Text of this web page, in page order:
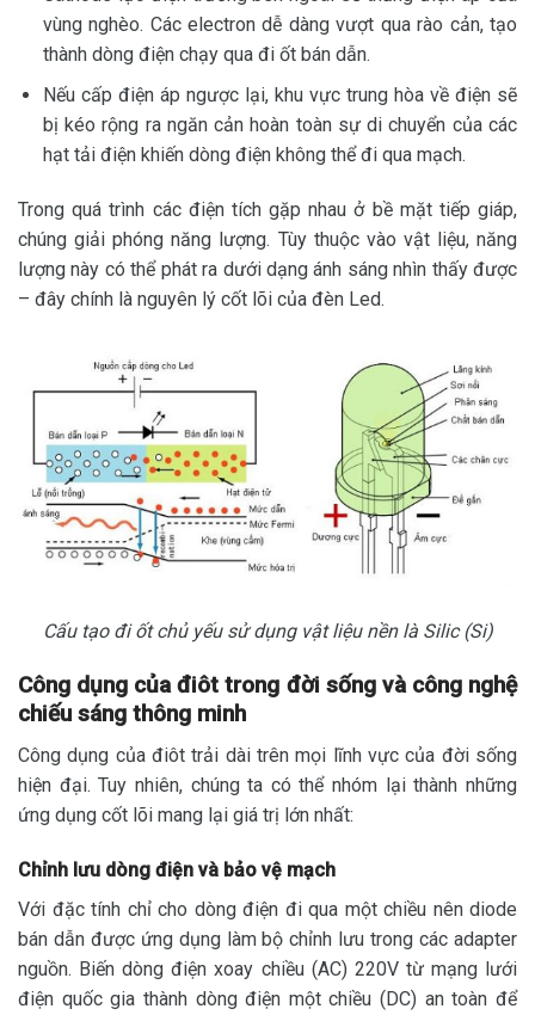
vùng nghèo. Các electron dễ dàng vượt qua rào cản, tạo
thành dòng điện chạy qua đi ốt bán dẫn.
Nếu cấp điện áp ngược lại, khu vực trung hòa về điện sẽ
bị kéo rộng ra ngăn cản hoàn toàn sự di chuyển của các
hạt tải điện khiến dòng điện không thể đi qua mạch.
Trong quá trình các điện tích gặp nhau ở bề mặt tiếp giáp,
chúng giải phóng năng lượng. Tùy thuộc vào vật liệu, năng
lượng này có thể phát ra dưới dạng ánh sáng nhìn thấy được
– đây chính là nguyên lý cốt lõi của đèn Led.
Cấu tạo đi ốt chủ yếu sử dụng vật liệu nền là Silic (Si)
Công dụng của điôt trong đời sống và công nghệ
chiếu sáng thông minh
Công dụng của điôt trải dài trên mọi lĩnh vực của đời sống
hiện đại. Tuy nhiên, chúng ta có thể nhóm lại thành những
ứng dụng cốt lõi mang lại giá trị lớn nhất:
Chỉnh lưu dòng điện và bảo vệ mạch
Với đặc tính chỉ cho dòng điện đi qua một chiều nên diode
bán dẫn được ứng dụng làm bộ chỉnh lưu trong các adapter
nguồn. Biến dòng điện xoay chiều (AC) 220V từ mạng lưới
điện quốc gia thành dòng điện một chiều (DC) an toàn để